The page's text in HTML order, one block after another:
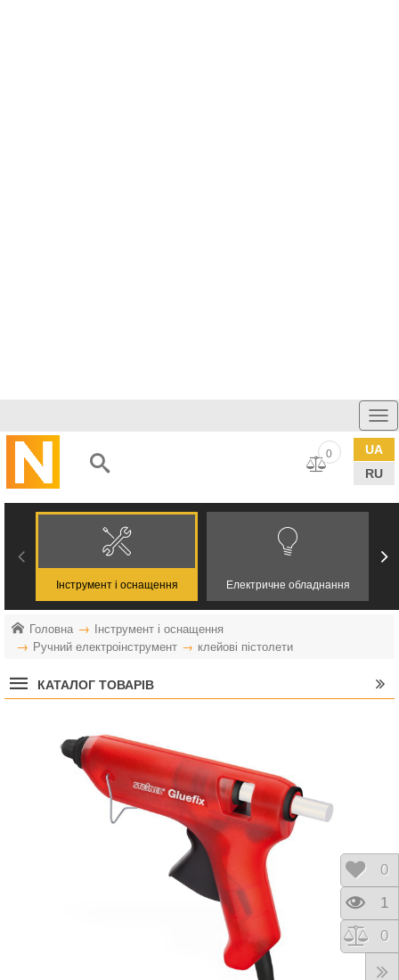
UA
RU
0
Інструмент і оснащення Електричне обладнання
Головна
Інструмент і оснащення
Ручний електроінструмент
клейові пістолети
КАТАЛОГ ТОВАРІВ
0
1
0